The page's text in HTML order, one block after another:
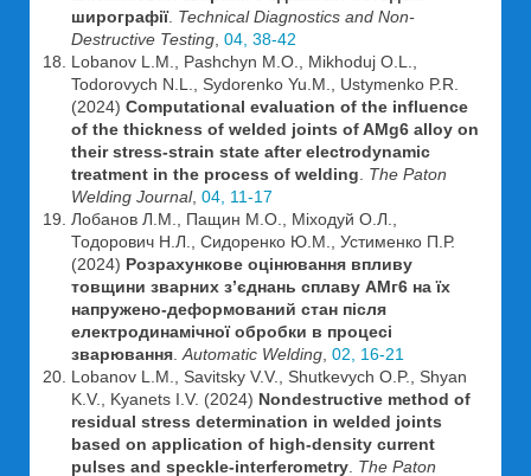
ширографії. Technical Diagnostics and Non-
Destructive Testing 04, 38-42
Lobanov L.M., Pashchyn M.O., Mikhoduj O.L.,
Todorovych N.L., Sydorenko Yu.M., Ustymenko P.R.
(2024) Computational evaluation of the influence
of the thickness of welded joints of AMg6 alloy on
their stress-strain state after electrodynamic
treatment in the process of welding
The Paton
Welding Journal, 04, 11-17
Лобанов Л.М., Пащин М.О., Міходуй О.Л.,
Тодорович Н.Л., Сидоренко Ю.М., Устименко П.Р.
(2024) Розрахункове оцінювання впливу
товщини зварних з’єднань сплаву АМг6 на їх
напружено-деформований стан після
електродинамічної обробки в процесі
зварювання Automatic Welding 02, 16-21
Lobanov L.M., Savitsky V.V., Shutkevych O.P., Shyan
K.V., Kyanets I.V. (2024) Nondestructive method of
residual stress determination in welded joints
based on application of high-density current
pulses and speckle-interferometry The Paton